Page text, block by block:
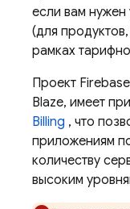
если вам
(для
рамках
Проект
Blaze, имеет
Billing , что
приложениям
количеству
высоким